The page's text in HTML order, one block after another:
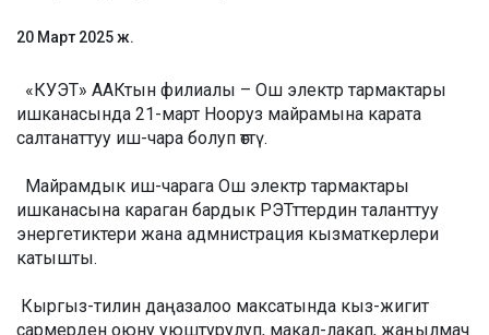
20 Март 2025 ж.
«КУЭТ» ААКтын филиалы – Ош электр тармактары
ишканасында 21-март Нооруз майрамына карата
салтанаттуу иш-чара болуп өттү.
Майрамдык иш-чарага Ош электр тармактары
ишканасына караган бардык РЭТттердин таланттуу
энергетиктери жана адмнистрация кызматкерлери
катышты.
Кыргыз-тилин даңазалоо максатында кыз-жигит
сармерден оюну уюштурулуп, макал-лакап, жаңылмач